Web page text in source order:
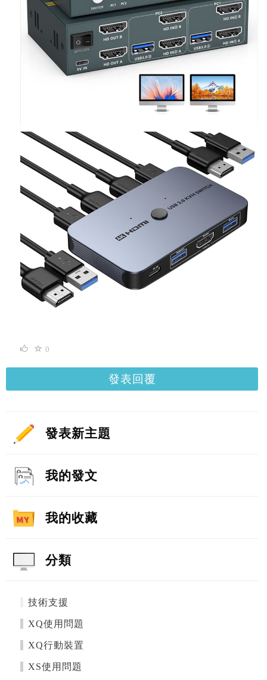
0
發表回覆
發表新主題
我的發文
我的收藏
分類
技術支援
XQ使用問題
XQ行動裝置
XS使用問題